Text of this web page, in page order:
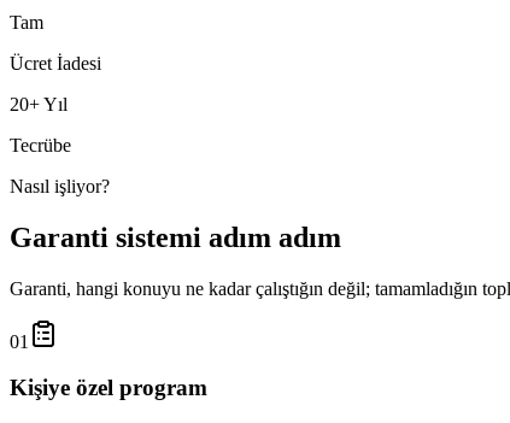
Tam
Ücret İadesi
20+ Yıl
Tecrübe
Nasıl işliyor?
Garanti sistemi adım adım
Garanti, hangi konuyu ne kadar çalıştığın değil; tamamladığın
01
Kişiye özel program